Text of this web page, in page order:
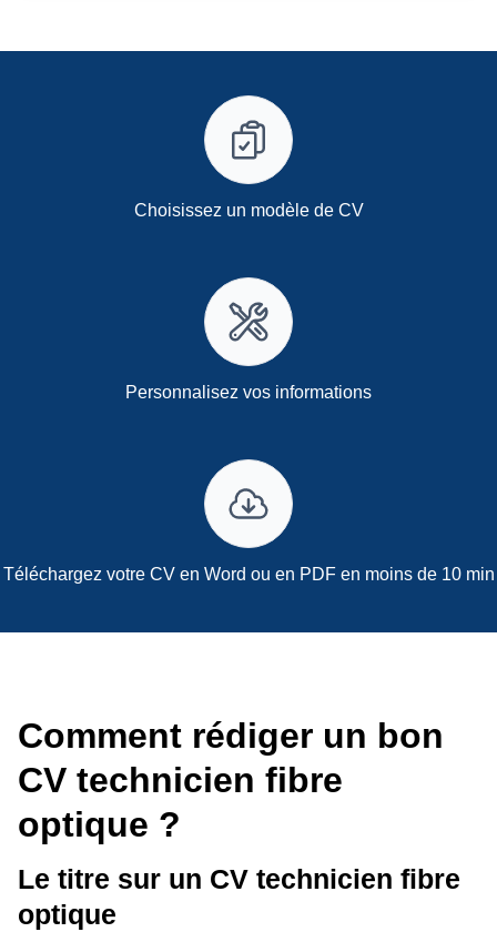
Choisissez un modèle de CV
Personnalisez vos informations
Téléchargez votre CV en Word ou en PDF en moins de 10 min
Comment rédiger un bon
CV technicien fibre
optique ?
Le titre sur un CV technicien fibre
optique